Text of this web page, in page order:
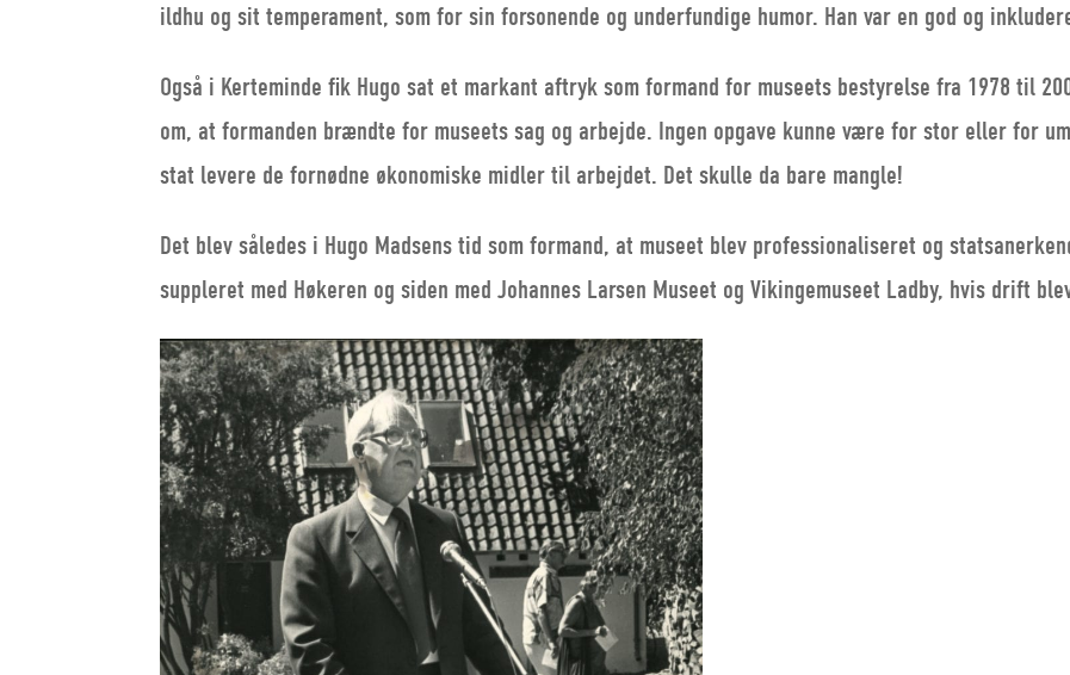
ildhu og sit temperament, som for sin forsonende og underfundige humor. Han var en god og
Også i Kerteminde fik Hugo sat et markant aftryk som formand for museets bestyrelse fra 1978 til
om, at formanden brændte for museets sag og arbejde. Ingen opgave kunne være for stor eller for
stat levere de fornødne økonomiske midler til arbejdet. Det skulle da bare mangle!
Det blev således i Hugo Madsens tid som formand, at museet blev professionaliseret og
suppleret med Høkeren og siden med Johannes Larsen Museet og Vikingemuseet Ladby, hvis drift